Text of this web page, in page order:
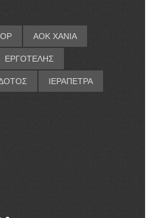
ΑΟΚ ΧΑΝΙΑ
ΕΡΓΟΤΕΛΗΣ
ΙΕΡΑΠΕΤΡΑ